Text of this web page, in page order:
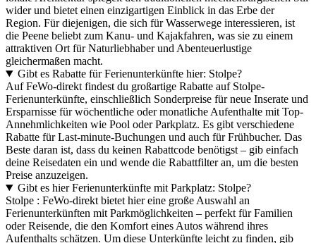
wider und bietet einen einzigartigen Einblick in das Erbe der
Region. Für diejenigen, die sich für Wasserwege interessieren, ist
die Peene beliebt zum Kanu- und Kajakfahren, was sie zu einem
attraktiven Ort für Naturliebhaber und Abenteuerlustige
gleichermaßen macht.
Gibt es Rabatte für Ferienunterkünfte hier: Stolpe?
Auf FeWo-direkt findest du großartige Rabatte auf Stolpe-
Ferienunterkünfte, einschließlich Sonderpreise für neue Inserate und
Ersparnisse für wöchentliche oder monatliche Aufenthalte mit Top-
Annehmlichkeiten wie Pool oder Parkplatz. Es gibt verschiedene
Rabatte für Last-minute-Buchungen und auch für Frühbucher. Das
Beste daran ist, dass du keinen Rabattcode benötigst – gib einfach
deine Reisedaten ein und wende die Rabattfilter an, um die besten
Preise anzuzeigen.
Gibt es hier Ferienunterkünfte mit Parkplatz: Stolpe?
Stolpe : FeWo-direkt bietet hier eine große Auswahl an
Ferienunterkünften mit Parkmöglichkeiten – perfekt für Familien
oder Reisende, die den Komfort eines Autos während ihres
Aufenthalts schätzen. Um diese Unterkünfte leicht zu finden, gib